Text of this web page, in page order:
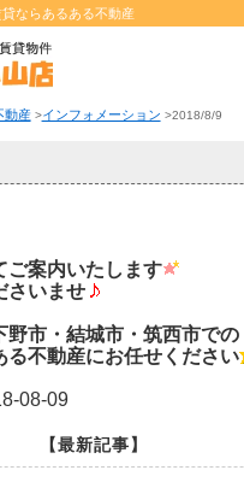
ならあるある不動産
動産>インフォメーション >2018/8/9
ご案内いたします
さいませ
野市・結城市・筑西市での
る不動産にお任せください
08-09
【最新記事】